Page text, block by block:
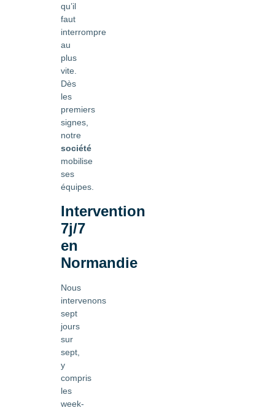
qu’il
faut
interrompre
au
plus
vite.
Dès
les
premiers
signes,
notre
société
mobilise
ses
équipes.
Intervention
7j/7
en
Normandie
Nous
intervenons
sept
jours
sur
sept,
y
compris
les
week-